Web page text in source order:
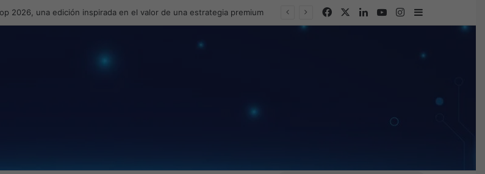
2026, una edición inspirada en el valor de una estrategia premium FacebookLinkedInYouTubeInstagram
Barra lateral